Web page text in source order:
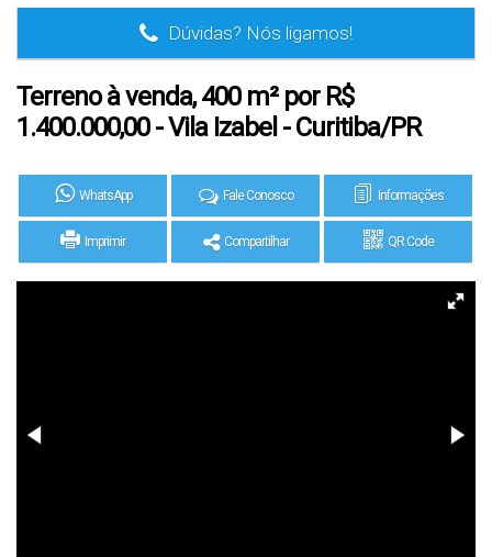
Dúvidas? Nós ligamos!
Terreno à venda, 400 m² por R$
1.400.000,00 - Vila Izabel - Curitiba/PR
WhatsApp Fale Conosco Informações
Imprimir Compartilhar QR Code